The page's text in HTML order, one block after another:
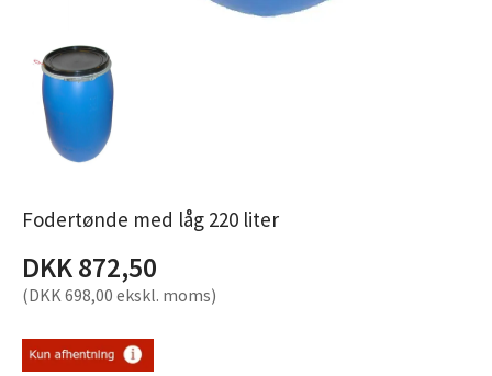
Fodertønde med låg 220 liter
DKK 872,50
(DKK 698,00 ekskl. moms)